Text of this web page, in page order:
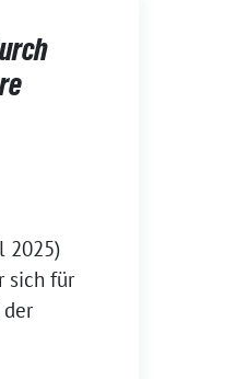
2025)
sich für